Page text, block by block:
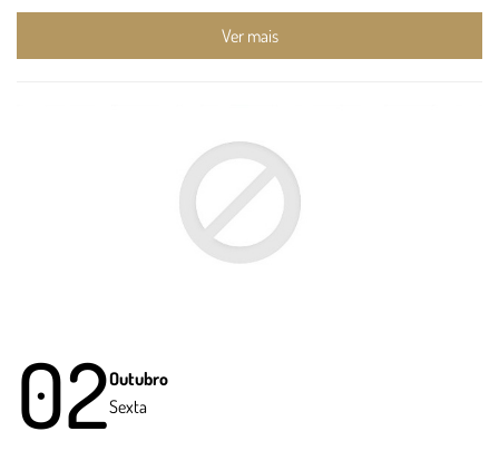
Ver mais
02Outubro
Sexta